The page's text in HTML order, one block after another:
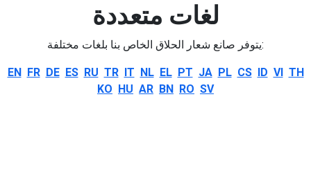
لغات متعددة
يتوفر صانع شعار الحلاق الخاص بنا بلغات مختلفة:
EN FR DE ES RU TR IT NL EL PT JA PL CS ID VI TH
KO HU AR BN RO SV